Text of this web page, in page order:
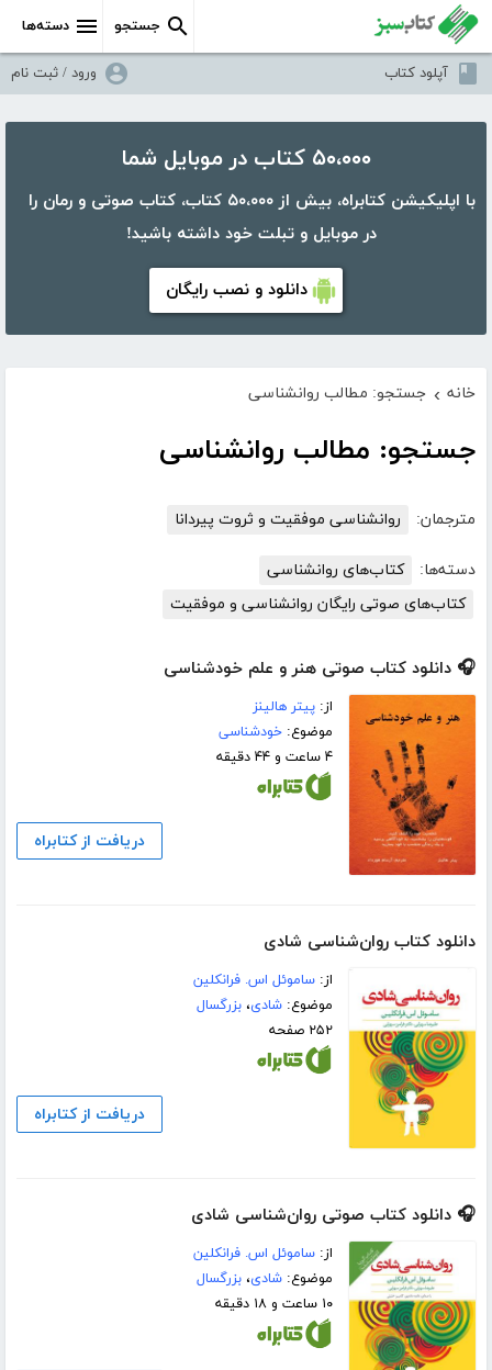
دسته‌ها جستجو
آپلود کتاب ورود / ثبت نام
۵۰،۰۰۰ کتاب در موبایل شما
با اپلیکیشن کتابراه، بیش از ۵۰،۰۰۰ کتاب، کتاب صوتی و رمان را
در موبایل و تبلت خود داشته باشید!
دانلود و نصب رایگان
خانه › جستجو: مطالب روانشناسی
جستجو: مطالب روانشناسی
مترجمان: روانشناسی موفقیت و ثروت پیردانا
دسته‌ها:
کتاب‌های روانشناسی
کتاب‌های صوتی رایگان روانشناسی و موفقیت
🎧 دانلود کتاب صوتی هنر و علم خودشناسی
از:پیتر هالینز
موضوع:خودشناسی
۴ ساعت و ۴۴ دقیقه
دریافت از کتابراه
دانلود کتاب روان‌شناسی شادی
از:ساموئل اس. فرانکلین
موضوع:شادی،بزرگسال
۲۵۲ صفحه
دریافت از کتابراه
🎧 دانلود کتاب صوتی روان‌شناسی شادی
از:ساموئل اس. فرانکلین
موضوع:شادی،بزرگسال
۱۰ ساعت و ۱۸ دقیقه